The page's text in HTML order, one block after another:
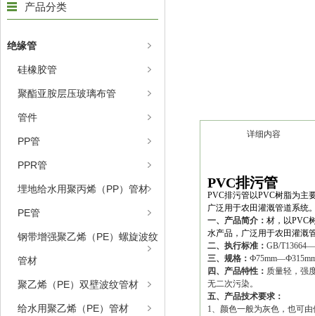
产品分类
绝缘管
硅橡胶管
聚酯亚胺层压玻璃布管
管件
PP管
PPR管
埋地给水用聚丙烯（PP）管材
PE管
钢带增强聚乙烯（PE）螺旋波纹
管材
聚乙烯（PE）双壁波纹管材
给水用聚乙烯（PE）管材
详细内容
PVC排污管
PVC排污管以PVC树脂为主
广泛用于农田灌溉管道系统
一、产品简介： 材，以PVC
水产品，广泛用于农田灌溉
二、执行标准： GB/
三、规格：
四、产品特性： 质量轻，强
无二次污染。
五、产品技术要求：
1、颜色一般为灰色，也可